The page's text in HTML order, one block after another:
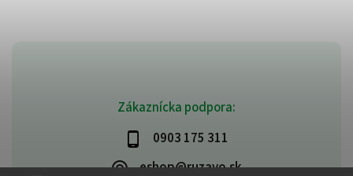
Zákaznícka podpora:
0903 175 311
eshop@ruzavo.sk